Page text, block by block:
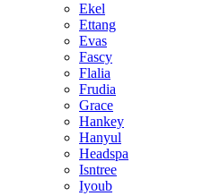
Ekel
Ettang
Evas
Fascy
Flalia
Frudia
Grace
Hankey
Hanyul
Headspa
Isntree
Iyoub